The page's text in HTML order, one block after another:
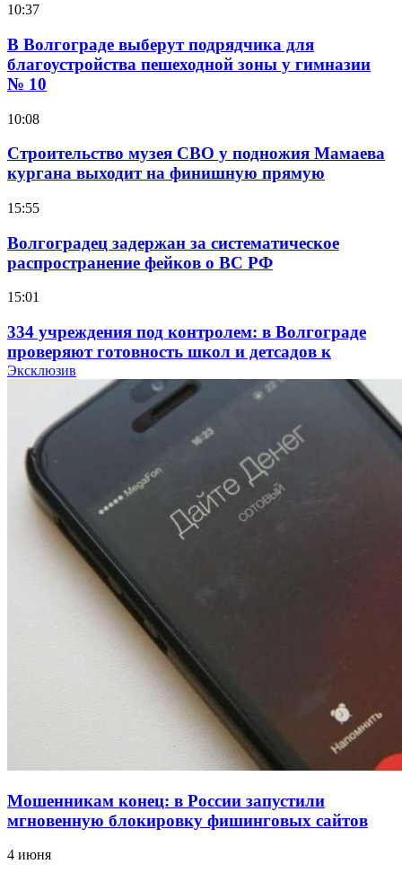
10:37
В Волгограде выберут подрядчика для
благоустройства пешеходной зоны у гимназии
№ 10
10:08
Строительство музея СВО у подножия Мамаева
кургана выходит на финишную прямую
15:55
Волгоградец задержан за систематическое
распространение фейков о ВС РФ
15:01
334 учреждения под контролем: в Волгограде
проверяют готовность школ и детсадов к
учебному году
Покушение на убийство в Волгограде: девушка
напала на незнакомую женщину с ножом
12:39
Сладкий праздник в Волгограде: в Центральном
парке прошёл фестиваль „Арбузный переполох“
Волгоградские компании нарастили экспорт:
заключены контракты на 3,6 млн долларов
Эксклюзив
Мошенникам конец: в России запустили
мгновенную блокировку фишинговых сайтов
4 июня